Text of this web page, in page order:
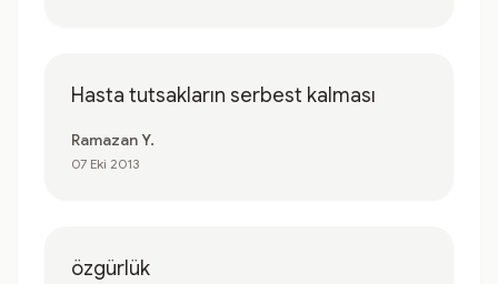
Hasta tutsakların serbest kalması
Ramazan Y.
07 Eki 2013
özgürlük